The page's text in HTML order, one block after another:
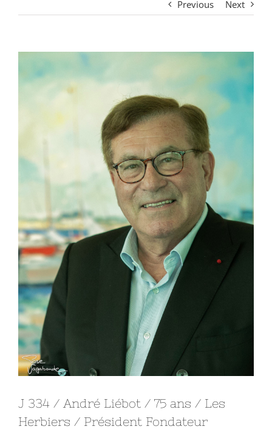
Previous Next
Larger
J 334 / André Liébot / 75 ans / Les
Herbiers / Président Fondateur